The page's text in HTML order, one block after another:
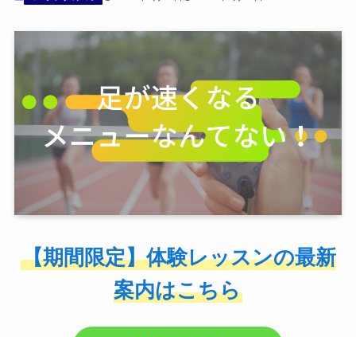
【期間限定】体験レッスンの最新
案内はこちら